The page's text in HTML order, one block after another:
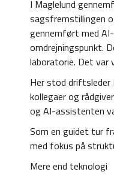
I Maglelund
sagsfremstillingen
gennemført med
omdrejningspunkt.
laboratorie. Det var
Her stod driftsleder
kollegaer og
og AI-assistenten
Som en guidet tur
med fokus på
Mere end teknologi